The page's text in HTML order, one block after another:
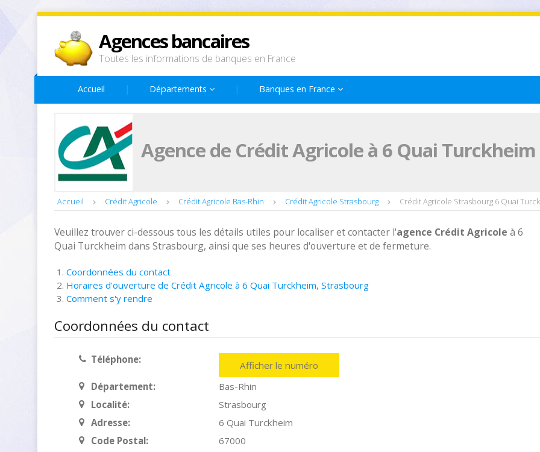
Agences bancaires
Toutes les informations de banques en France
Accueil Départements Banques en France
Agence de Crédit Agricole à 6 Quai
Accueil Crédit Agricole Crédit Agricole Bas-Rhin Crédit Agricole Strasbourg Crédit Agricole Strasbourg 6 Quai
Veuillez trouver ci-dessous tous les détails utiles pour localiser et contacter l'agence Crédit Agricole à 6
Quai Turckheim dans Strasbourg, ainsi que ses heures d'ouverture et de fermeture.
Coordonnées du contact
Horaires d'ouverture de Crédit Agricole à 6 Quai Turckheim, Strasbourg
Comment s'y rendre
Coordonnées du contact
Téléphone:
Afficher le numéro
Département:
Bas-Rhin
Localité:
Strasbourg
Adresse:
6 Quai Turckheim
Code Postal:
67000